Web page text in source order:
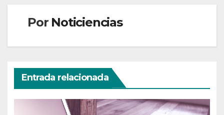
Por Noticiencias
Entrada relacionada